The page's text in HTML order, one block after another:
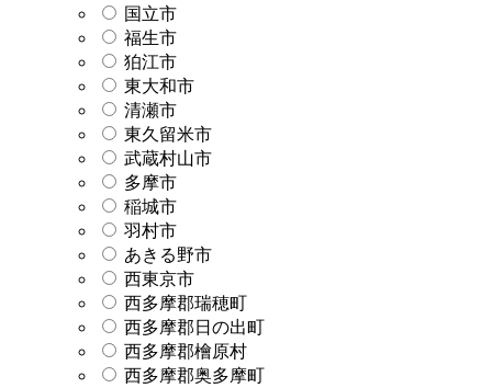
国立市
福生市
狛江市
東大和市
清瀬市
東久留米市
武蔵村山市
多摩市
稲城市
羽村市
あきる野市
西東京市
西多摩郡瑞穂町
西多摩郡日の出町
西多摩郡檜原村
西多摩郡奥多摩町